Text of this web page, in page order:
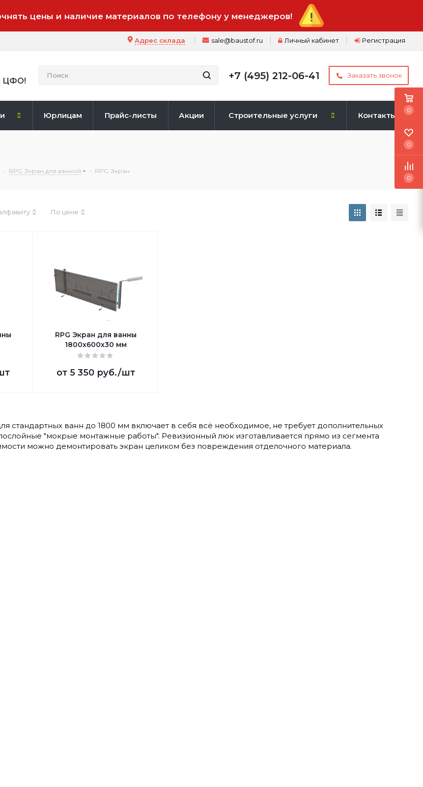
цены и наличие материалов по телефону у менеджеров!
Регистрация
Личный кабинет
sale@baustof.ru
Адрес склада
ЦФО!
+7 (495) 212-06-41 Заказать звонок
Юрлицам Прайс-листы Акции Строительные услуги Контакты
- RPG Экран для ванной - RPG Экран
По цене
RPG Экран для ванны
1800х600х30 мм
от 5 350 руб./шт
стандартных ванн до 1800 мм включает в себя всё необходимое, не требует дополнительных
"мокрые монтажные работы". Ревизионный люк изготавливается прямо из сегмента
можно демонтировать экран целиком без повреждения отделочного материала.
0
0
0